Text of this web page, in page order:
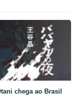
chega ao Brasil